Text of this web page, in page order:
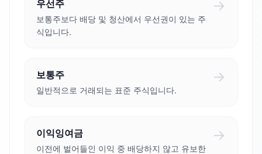
우선주
보통주보다 배당 및 청산에서 우선권이 있는 주
식입니다.
→
보통주
일반적으로 거래되는 표준 주식입니다.
→
이익잉여금
이전에 벌어들인 이익 중 배당하지 않고 유보한
→